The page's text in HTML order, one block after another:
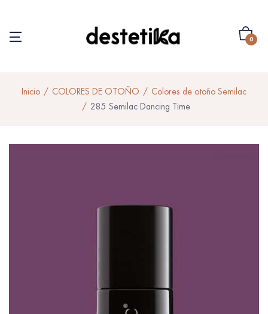
0
Inicio COLORES DE OTOÑO
Colores de otoño Semilac
285 Semilac Dancing Time